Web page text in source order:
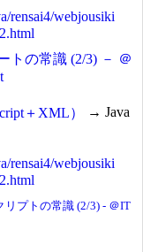
トの常識 (2/3) － ＠
＋XML）
→ Java
リプトの常識 (2/3) - ＠IT